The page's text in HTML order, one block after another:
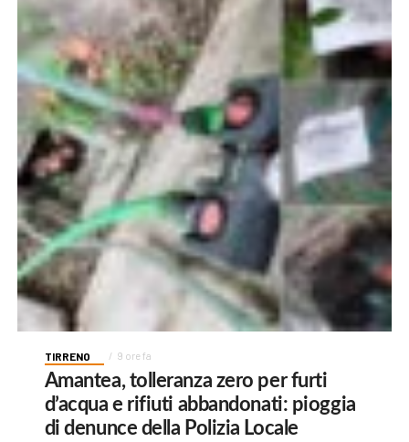
TIRRENO 9 ore fa
Amantea, tolleranza zero per furti
d’acqua e rifiuti abbandonati: pioggia
di denunce della Polizia Locale